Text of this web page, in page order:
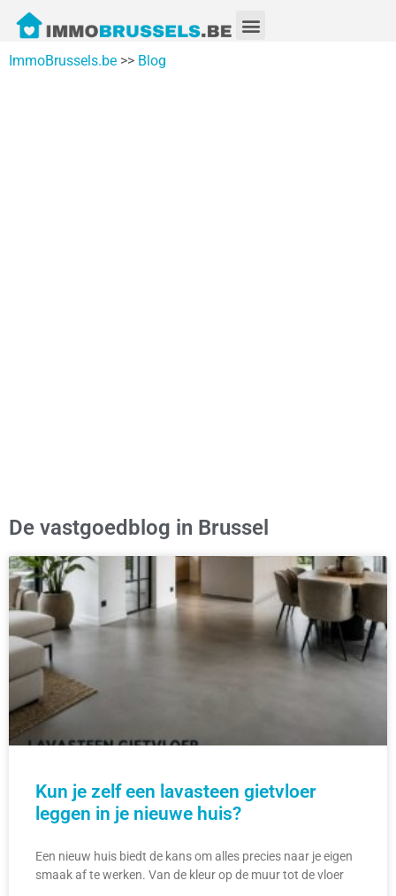
ImmoBrussels.be >> Blog
De vastgoedblog in Brussel
Kun je zelf een lavasteen gietvloer
leggen in je nieuwe huis?
Een nieuw huis biedt de kans om alles precies naar je eigen
smaak af te werken. Van de kleur op de muur tot de vloer